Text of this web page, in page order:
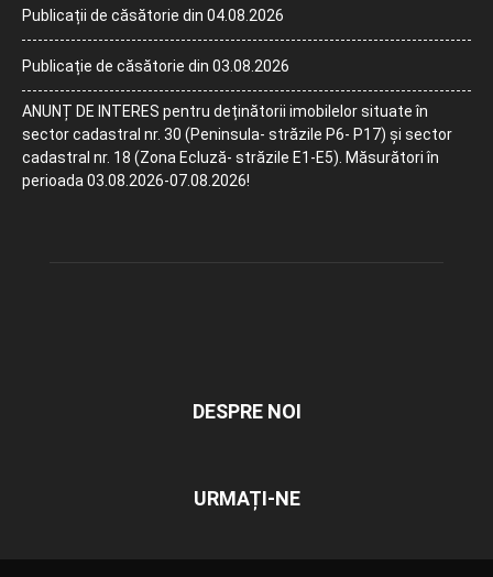
Publicații de căsătorie din 04.08.2026
Publicație de căsătorie din 03.08.2026
ANUNȚ DE INTERES pentru deținătorii imobilelor situate în
sector cadastral nr. 30 (Peninsula- străzile P6- P17) și sector
cadastral nr. 18 (Zona Ecluză- străzile E1-E5). Măsurători în
perioada 03.08.2026-07.08.2026!
DESPRE NOI
URMAȚI-NE